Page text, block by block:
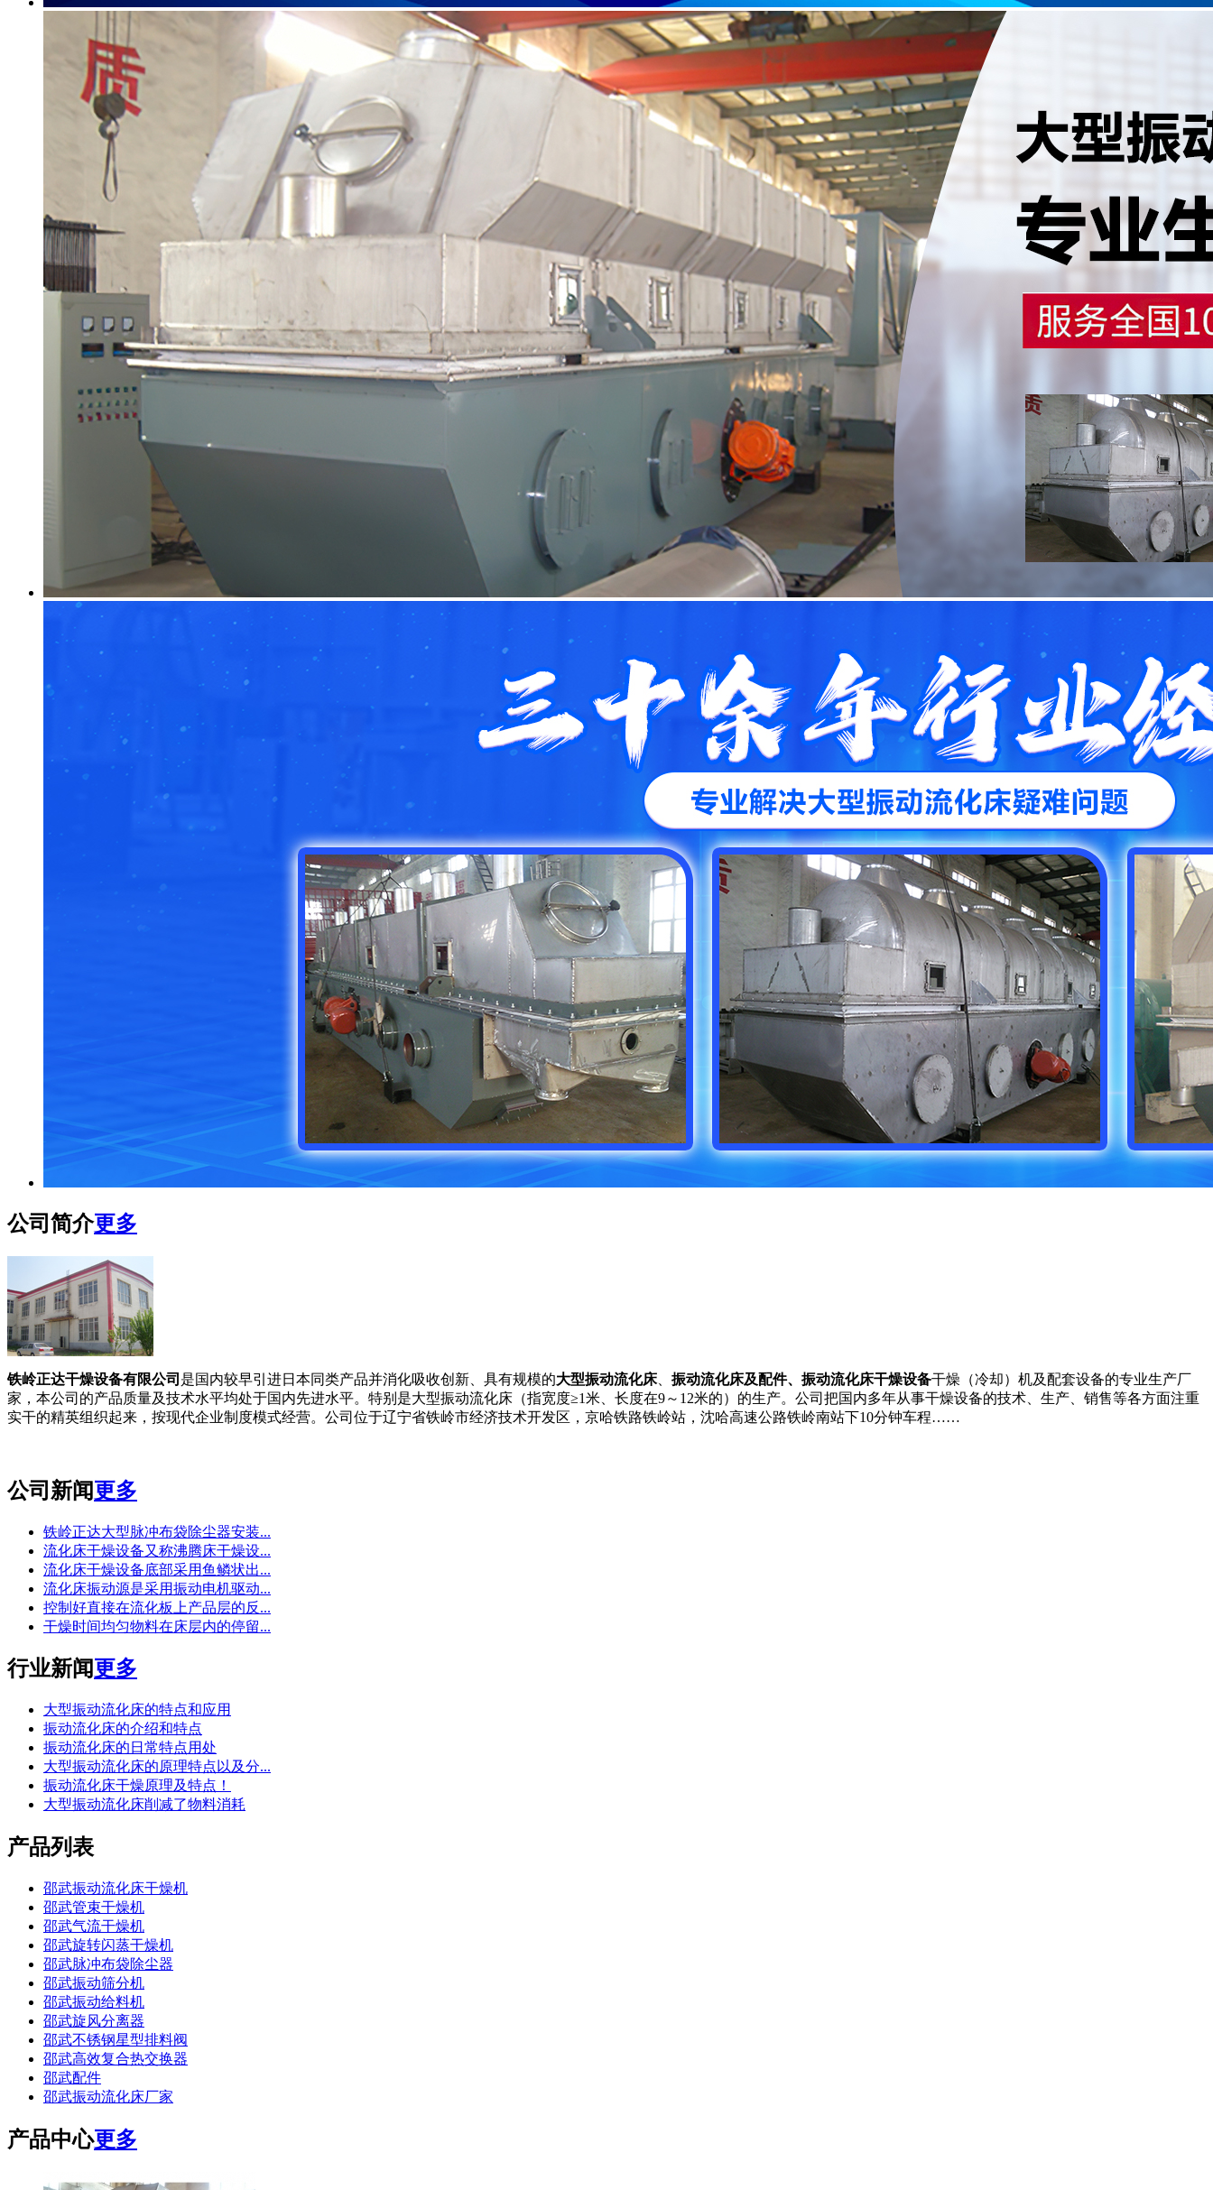
公司简介更多
铁岭正达干燥设备有限公司 是国内较早引进日本同类产品并消化吸收创新、具有规模的大型振动流化床、 振动流化床及配件、 振动流化床干燥设备干燥（冷却）机及配套设备的专业生产厂
家，本公司的产品质量及技术水平均处于国内先进水平。特别是大型振动流化床（指宽度≥1米、长度在9～12米的）的生产。公司把国内多年从事干燥设备的技术、生产、销售等各方面注重
实干的精英组织起来，按现代企业制度模式经营。公司位于辽宁省铁岭市经济技术开发区，京哈铁路铁岭站，沈哈高速公路铁岭南站下10分钟车程……
公司新闻更多
铁岭正达大型脉冲布袋除尘器安装...
流化床干燥设备又称沸腾床干燥设...
流化床干燥设备底部采用鱼鳞状出...
流化床振动源是采用振动电机驱动...
控制好直接在流化板上产品层的反...
干燥时间均匀物料在床层内的停留...
行业新闻更多
大型振动流化床的特点和应用
振动流化床的介绍和特点
振动流化床的日常特点用处
大型振动流化床的原理特点以及分...
振动流化床干燥原理及特点！
大型振动流化床削减了物料消耗
产品列表
邵武振动流化床干燥机
邵武管束干燥机
邵武气流干燥机
邵武旋转闪蒸干燥机
邵武脉冲布袋除尘器
邵武振动筛分机
邵武振动给料机
邵武旋风分离器
邵武不锈钢星型排料阀
邵武高效复合热交换器
邵武配件
邵武振动流化床厂家
产品中心更多